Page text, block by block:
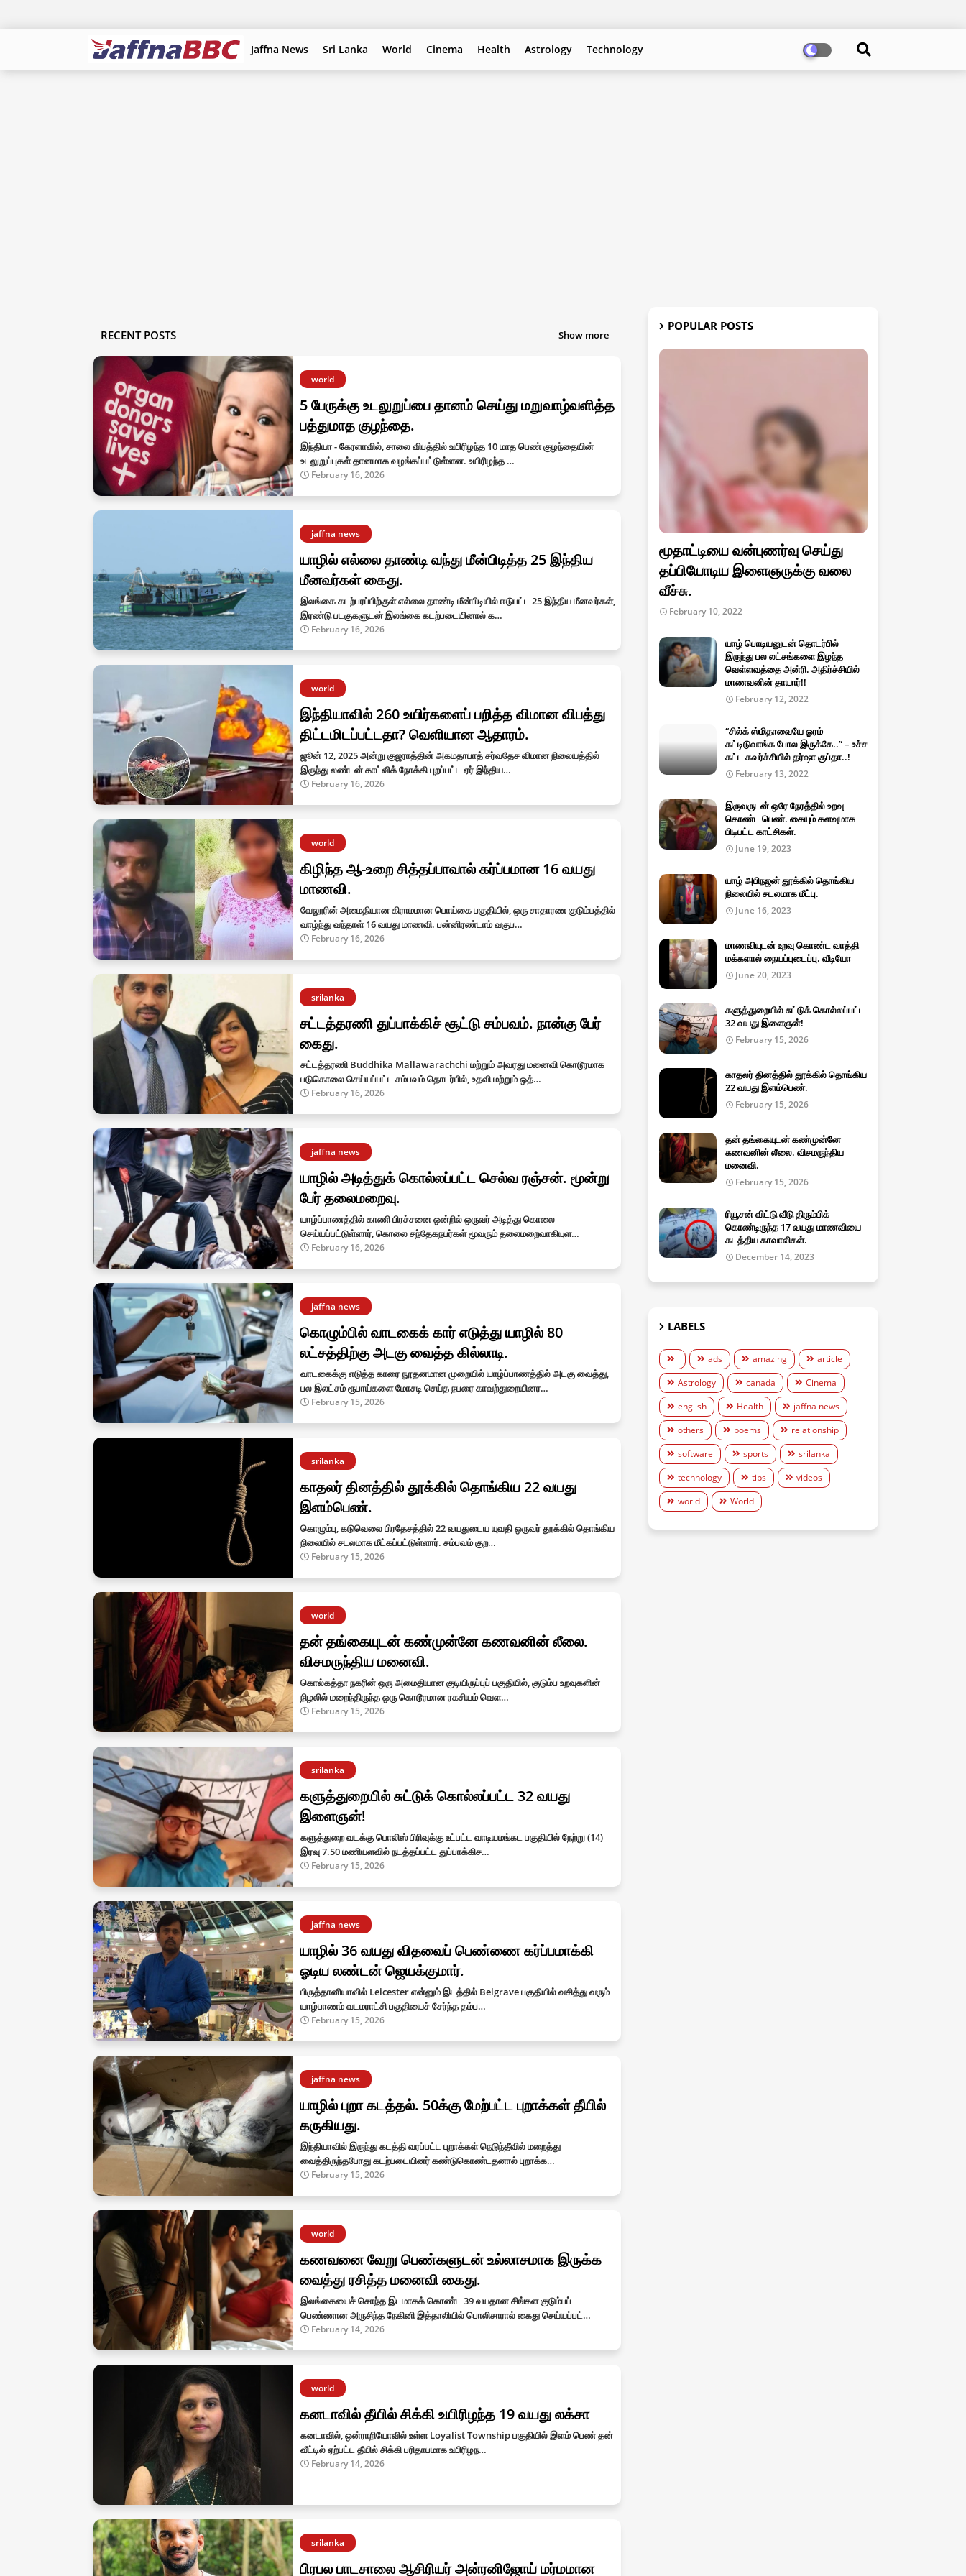
Jaffna News Sri Lanka World Cinema Health Astrology Technology
RECENT POSTS Show more
world
5 பேருக்கு உடலுறுப்பை தானம் செய்து மறுவாழ்வளித்த
பத்துமாத குழந்தை.
இந்தியா - கேரளாவில், சாலை விபத்தில் உயிரிழந்த 10 மாத பெண் குழந்தையின்
உடலுறுப்புகள் தானமாக வழங்கப்பட்டுள்ளன. உயிரிழந்த …
February 16, 2026
jaffna news
யாழில் எல்லை தாண்டி வந்து மீன்பிடித்த 25 இந்திய
மீனவர்கள் கைது.
இலங்கை கடற்பரப்பிற்குள் எல்லை தாண்டி மீன்பிடியில் ஈடுபட்ட 25 இந்திய மீனவர்கள்,
இரண்டு படகுகளுடன் இலங்கை கடற்படையினால் க…
February 16, 2026
world
இந்தியாவில் 260 உயிர்களைப் பறித்த விமான விபத்து
திட்டமிடப்பட்டதா? வெளியான ஆதாரம்.
ஜூன் 12, 2025 அன்று குஜராத்தின் அகமதாபாத் சர்வதேச விமான நிலையத்தில்
இருந்து லண்டன் காட்விக் நோக்கி புறப்பட்ட ஏர் இந்திய…
February 16, 2026
world
கிழிந்த ஆ-உறை சித்தப்பாவால் கர்ப்பமான 16 வயது
மாணவி.
வேலூரின் அமைதியான கிராமமான பொய்கை பகுதியில், ஒரு சாதாரண குடும்பத்தில்
வாழ்ந்து வந்தாள் 16 வயது மாணவி. பன்னிரண்டாம் வகுப…
February 16, 2026
srilanka
சட்டத்தரணி துப்பாக்கிச் சூட்டு சம்பவம். நான்கு பேர்
கைது.
சட்டத்தரணி Buddhika Mallawarachchi மற்றும் அவரது மனைவி கொடூரமாக
படுகொலை செய்யப்பட்ட சம்பவம் தொடர்பில், உதவி மற்றும் ஒத்…
February 16, 2026
jaffna news
யாழில் அடித்துக் கொல்லப்பட்ட செல்வ ரஞ்சன். மூன்று
பேர் தலைமறைவு.
யாழ்ப்பாணத்தில் காணி பிரச்சனை ஒன்றில் ஒருவர் அடித்து கொலை
செய்யப்பட்டுள்ளார், கொலை சந்தேகநபர்கள் மூவரும் தலைமறைவாகியுள…
February 16, 2026
jaffna news
கொழும்பில் வாடகைக் கார் எடுத்து யாழில் 80
லட்சத்திற்கு அடகு வைத்த கில்லாடி.
வாடகைக்கு எடுத்த காரை நூதனமான முறையில் யாழ்ப்பாணத்தில் அடகு வைத்து,
பல இலட்சம் ரூபாய்களை மோசடி செய்த நபரை காவற்துறையினர…
February 15, 2026
srilanka
காதலர் தினத்தில் தூக்கில் தொங்கிய 22 வயது
இளம்பெண்.
கொழும்பு, கடுவெலை பிரதேசத்தில் 22 வயதுடைய யுவதி ஒருவர் தூக்கில் தொங்கிய
நிலையில் சடலமாக மீட்கப்பட்டுள்ளார். சம்பவம் குற…
February 15, 2026
world
தன் தங்கையுடன் கண்முன்னே கணவனின் லீலை.
விசமருந்திய மனைவி.
கொல்கத்தா நகரின் ஒரு அமைதியான குடியிருப்புப் பகுதியில், குடும்ப உறவுகளின்
நிழலில் மறைந்திருந்த ஒரு கொடூரமான ரகசியம் வெள…
February 15, 2026
srilanka
களுத்துறையில் சுட்டுக் கொல்லப்பட்ட 32 வயது
இளைஞன்!
களுத்துறை வடக்கு பொலிஸ் பிரிவுக்கு உட்பட்ட வாடியமங்கட பகுதியில் நேற்று (14)
இரவு 7.50 மணியளவில் நடத்தப்பட்ட துப்பாக்கிச…
February 15, 2026
jaffna news
யாழில் 36 வயது விதவைப் பெண்ணை கர்ப்பமாக்கி
ஓடிய லண்டன் ஜெயக்குமார்.
பிருத்தானியாவில் Leicester என்னும் இடத்தில் Belgrave பகுதியில் வசித்து வரும்
யாழ்பாணம் வடமராட்சி பகுதியைச் சேர்ந்த தம்ப…
February 15, 2026
jaffna news
யாழில் புறா கடத்தல். 50க்கு மேற்பட்ட புறாக்கள் தீயில்
கருகியது.
இந்தியாவில் இருந்து கடத்தி வரப்பட்ட புறாக்கள் நெடுந்தீவில் மறைத்து
வைத்திருந்தபோது கடற்படையினர் கண்டுகொண்டதனால் புறாக்க…
February 15, 2026
world
கணவனை வேறு பெண்களுடன் உல்லாசமாக இருக்க
வைத்து ரசித்த மனைவி கைது.
இலங்கையைச் சொந்த இடமாகக் கொண்ட 39 வயதான சிங்கள குடும்பப்
பெண்ணான அருசிந்த நேகினி இத்தாலியில் பொலிசாரால் கைது செய்யப்பட்…
February 14, 2026
world
கனடாவில் தீயில் சிக்கி உயிரிழந்த 19 வயது லக்சா
கனடாவில், ஒன்ராறியோவில் உள்ள Loyalist Township பகுதியில் இளம் பெண் தன்
வீட்டில் ஏற்பட்ட தீயில் சிக்கி பரிதாபமாக உயிரிழந…
February 14, 2026
srilanka
பிரபல பாடசாலை ஆசிரியர் அன்ரனிஜோய் மர்மமான
POPULAR POSTS
மூதாட்டியை வன்புணர்வு செய்து
தப்பியோடிய இளைஞருக்கு வலை
வீச்சு.
February 10, 2022
யாழ் பொடியனுடன் தொடர்பில்
இருந்து பல லட்சங்களை இழந்த
வெள்ளவத்தை அன்ரி. அதிர்ச்சியில்
மாணவனின் தாயார்!!
February 12, 2022
“சில்க் ஸ்மிதாவையே ஓரம்
கட்டிடுவாங்க போல இருக்கே..” – உச்ச
கட்ட கவர்ச்சியில் தர்ஷா குப்தா..!
February 13, 2022
இருவருடன் ஒரே நேரத்தில் உறவு
கொண்ட பெண். கையும் களவுமாக
பிடிபட்ட காட்சிகள்.
June 19, 2023
யாழ் அபிநஜன் தூக்கில் தொங்கிய
நிலையில் சடலமாக மீட்பு.
June 16, 2023
மாணவியுடன் உறவு கொண்ட வாத்தி
மக்களால் நையப்புடைப்பு. வீடியோ
June 20, 2023
களுத்துறையில் சுட்டுக் கொல்லப்பட்ட
32 வயது இளைஞன்!
February 15, 2026
காதலர் தினத்தில் தூக்கில் தொங்கிய
22 வயது இளம்பெண்.
February 15, 2026
தன் தங்கையுடன் கண்முன்னே
கணவனின் லீலை. விசமருந்திய
மனைவி.
February 15, 2026
ரியூசன் விட்டு வீடு திரும்பிக்
கொண்டிருந்த 17 வயது மாணவியை
கடத்திய காவாலிகள்.
December 14, 2023
LABELS
ads amazing
article
Astrology
canada
Cinema
english
Health
jaffna news
others
poems
relationship
software
sports
srilanka
technology
tips
videos
world
World